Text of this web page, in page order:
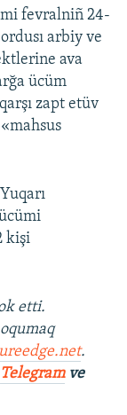
fevralniñ 24-
arbiy ve
ava
ücüm
zapt etüv
kişi
etti.
.
Telegramve